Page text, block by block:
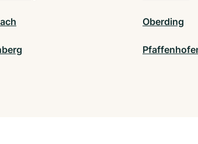
Oberding